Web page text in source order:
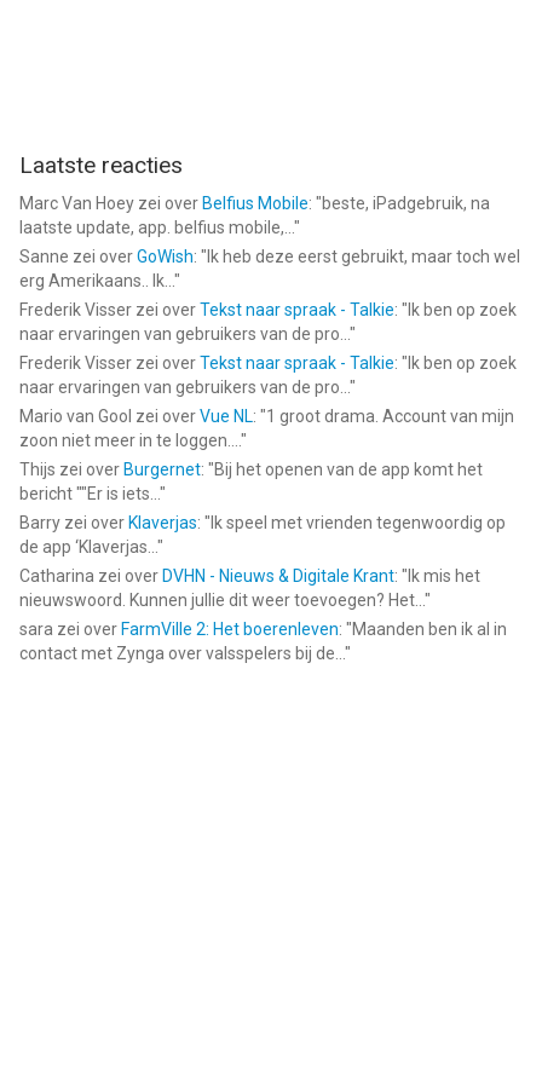
Laatste reacties
Marc Van Hoey zei over Belfius Mobile: "beste, iPadgebruik, na
laatste update, app. belfius mobile,... "
Sanne zei overGoWish: " Ik heb deze eerst gebruikt, maar toch wel
erg Amerikaans.. Ik... "
Frederik Visser zei overTekst naar spraak - Talkie: " Ik ben op zoek
naar ervaringen van gebruikers van de pro... "
Frederik Visser zei overTekst naar spraak - Talkie: " Ik ben op zoek
naar ervaringen van gebruikers van de pro... "
Mario van Gool zei overVue NL: "1 groot drama. Account van mijn
zoon niet meer in te loggen.... "
Thijs zei over Burgernet: "Bij het openen van de app komt het
bericht ""Er is iets... "
Barry zei over Klaverjas: " Ik speel met vrienden tegenwoordig op
de app ‘Klaverjas... "
Catharina zei over DVHN - Nieuws & Digitale Krant: " Ik mis het
nieuwswoord. Kunnen jullie dit weer toevoegen? Het... "
sara zei over FarmVille 2: Het boerenleven: "Maanden ben ik al in
contact met Zynga over valsspelers bij de... "